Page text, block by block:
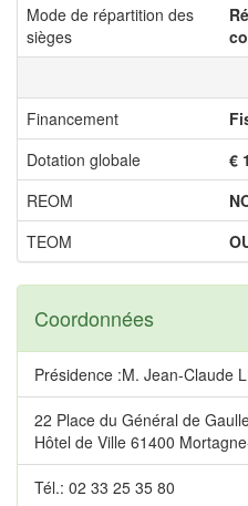
Mode de répartition des
sièges
Financement
Dotation globale
€
REOM
TEOM
Coordonnées
Présidence :M. Jean-Claude
22 Place du Général de
Hôtel de Ville 61400
Tél.: 02 33 25 35 80